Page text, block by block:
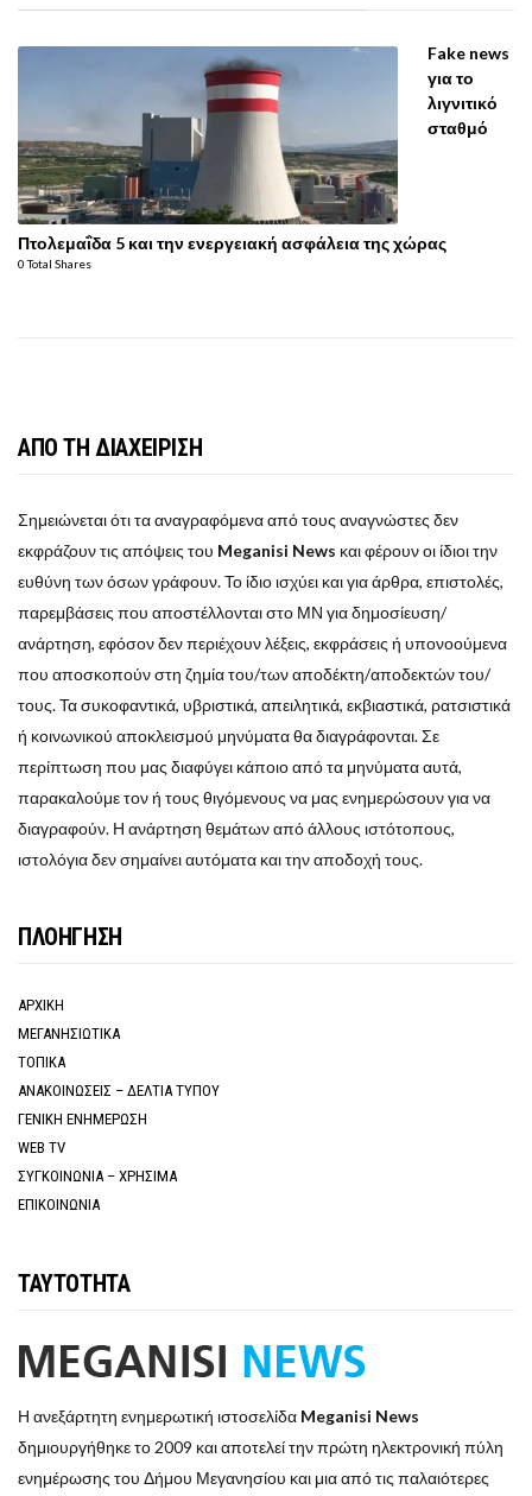
Fake news
για το
λιγνιτικό
σταθμό
Πτολεμαΐδα 5 και την ενεργειακή ασφάλεια της χώρας
0 Total Shares
ΑΠΟ ΤΗ ΔΙΑΧΕΙΡΙΣΗ
Σημειώνεται ότι τα αναγραφόμενα από τους αναγνώστες δεν
εκφράζουν τις απόψεις του Meganisi News και φέρουν οι ίδιοι την
ευθύνη των όσων γράφουν. Το ίδιο ισχύει και για άρθρα, επιστολές,
παρεμβάσεις που αποστέλλονται στο ΜΝ για δημοσίευση/
ανάρτηση, εφόσον δεν περιέχουν λέξεις, εκφράσεις ή υπονοούμενα
που αποσκοπούν στη ζημία του/των αποδέκτη/αποδεκτών του/
τους. Τα συκοφαντικά, υβριστικά, απειλητικά, εκβιαστικά, ρατσιστικά
ή κοινωνικού αποκλεισμού μηνύματα θα διαγράφονται. Σε
περίπτωση που μας διαφύγει κάποιο από τα μηνύματα αυτά,
παρακαλούμε τον ή τους θιγόμενους να μας ενημερώσουν για να
διαγραφούν. Η ανάρτηση θεμάτων από άλλους ιστότοπους,
ιστολόγια δεν σημαίνει αυτόματα και την αποδοχή τους.
ΠΛΟΗΓΗΣΗ
ΑΡΧΙΚΗ
ΜΕΓΑΝΗΣΙΩΤΙΚΑ
ΤΟΠΙΚΑ
ΑΝΑΚΟΙΝΩΣΕΙΣ – ΔΕΛΤΙΑ ΤΥΠΟΥ
ΓΕΝΙΚΗ ΕΝΗΜΕΡΩΣΗ
WEB TV
ΣΥΓΚΟΙΝΩΝΙΑ – ΧΡΗΣΙΜΑ
ΕΠΙΚΟΙΝΩΝΙΑ
ΤΑΥΤΟΤΗΤΑ
Η ανεξάρτητη ενημερωτική ιστοσελίδα Meganisi News
δημιουργήθηκε το 2009 και αποτελεί την πρώτη ηλεκτρονική πύλη
ενημέρωσης του Δήμου Μεγανησίου και μια από τις παλαιότερες